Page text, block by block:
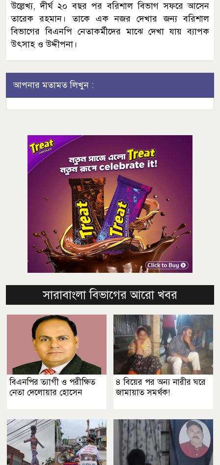
উল্লেখ্য, দীর্ঘ ২০ বছর পর বরিশাল বিভাগ সফরে আসেন
তারেক রহমান। তাকে এক নজর দেখার জন্য বরিশাল
বিভাগের বিএনপি নেতাকর্মীদের মাঝে দেখা যায় ব্যাপক
উৎসাহ ও উদ্দীপনা।
আপনার মতামত লিখুন :
সারাবাংলা বিভাগের আরো খবর
বিএনপির ত্যাগী ও পরীক্ষিত
নেতা দেলোয়ার হোসেন
৪ বিয়ের পর অন্য নারীর ঘরে
জামায়াত সমর্থক!